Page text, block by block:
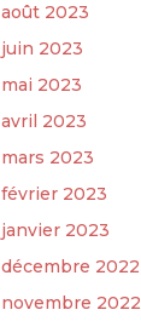
août 2023
juin 2023
mai 2023
avril 2023
mars 2023
février 2023
janvier 2023
décembre 2022
novembre 2022